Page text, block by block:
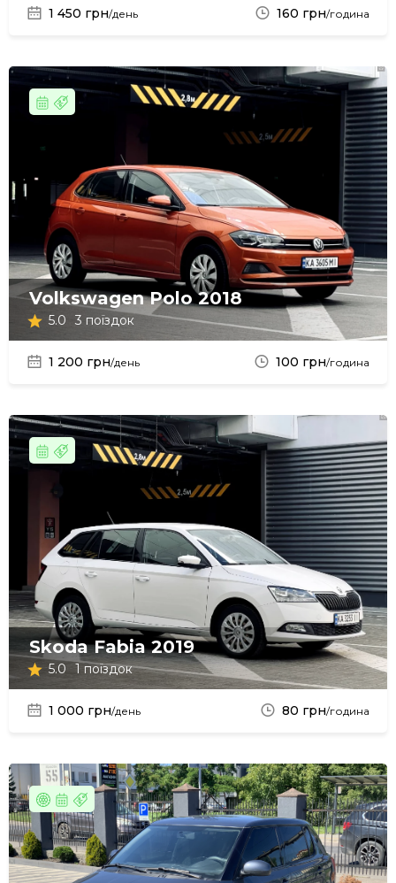
1 450 грн/день 160 грн/година
Volkswagen Polo 2018
5.0 3 поїздок
1 200 грн/день 100 грн/година
Skoda Fabia 2019
5.0 1 поїздок
1 000 грн/день 80 грн/година